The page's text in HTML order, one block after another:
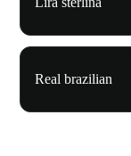
Real brazilian